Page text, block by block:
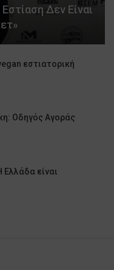
Δεν Είναι
εστιατορική
Οδηγός Αγοράς
Ελλάδα είναι